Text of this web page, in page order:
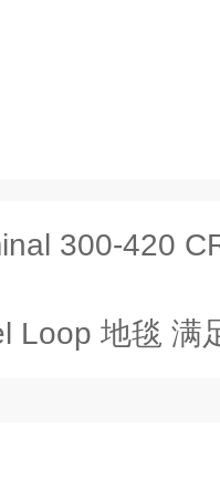
300-420
Loop 地毯 满足